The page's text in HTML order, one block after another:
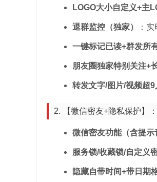
LOGO大小自定义+主
退群监控（独家） ：
一键标记已读+群发所
朋友圈独家特别关注+
转发文字/图片/视频超9
2. 【微信密友+隐私保护】
微信密友功能（含提示
服务锁/收藏锁/自定义
隐藏自带时间+带日期